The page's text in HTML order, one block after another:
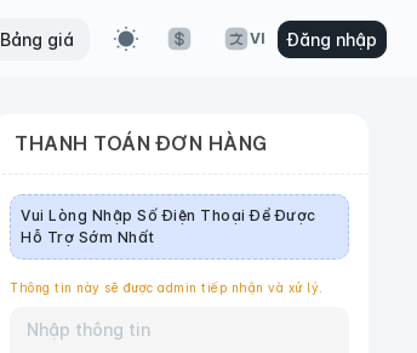
Bảng giá VI Đăng nhập
THANH TOÁN ĐƠN HÀNG
Vui Lòng Nhập Số Điện Thoại Để Được
Hỗ Trợ Sớm Nhất
Thông tin này sẽ được admin tiếp nhận và xử lý.